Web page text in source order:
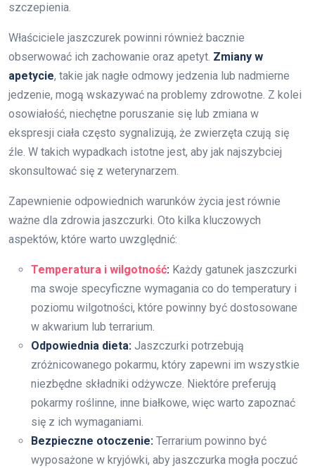
szczepienia.
Właściciele jaszczurek powinni również bacznie
obserwować ich zachowanie oraz apetyt. Zmiany w
apetycie, takie jak nagłe odmowy jedzenia lub nadmierne
jedzenie, mogą wskazywać na problemy zdrowotne. Z kolei
osowiałość, niechętne poruszanie się lub zmiana w
ekspresji ciała często sygnalizują, że zwierzęta czują się
źle. W takich wypadkach istotne jest, aby jak najszybciej
skonsultować się z weterynarzem.
Zapewnienie odpowiednich warunków życia jest równie
ważne dla zdrowia jaszczurki. Oto kilka kluczowych
aspektów, które warto uwzględnić:
Temperatura i wilgotność: Każdy gatunek jaszczurki
ma swoje specyficzne wymagania co do temperatury i
poziomu wilgotności, które powinny być dostosowane
w akwarium lub terrarium.
Odpowiednia dieta: Jaszczurki potrzebują
zróżnicowanego pokarmu, który zapewni im wszystkie
niezbędne składniki odżywcze. Niektóre preferują
pokarmy roślinne, inne białkowe, więc warto zapoznać
się z ich wymaganiami.
Bezpieczne otoczenie: Terrarium powinno być
wyposażone w kryjówki, aby jaszczurka mogła poczuć